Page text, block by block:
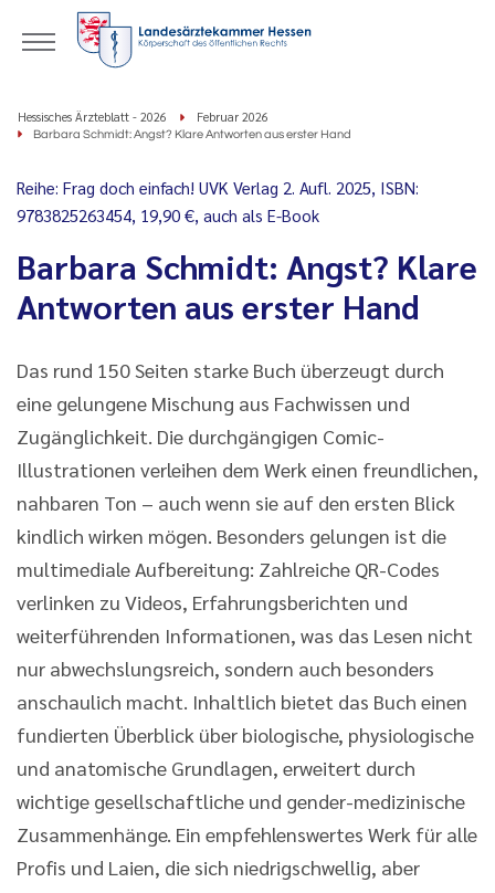
Hessisches Ärzteblatt - 2026 Februar 2026
Barbara Schmidt: Angst? Klare Antworten aus erster Hand
Reihe: Frag doch einfach! UVK Verlag 2. Aufl. 2025, ISBN:
9783825263454, 19,90 €, auch als E-Book
Barbara Schmidt: Angst? Klare
Antworten aus erster Hand
Das rund 150 Seiten starke Buch überzeugt durch
eine gelungene Mischung aus Fachwissen und
Zugänglichkeit. Die durchgängigen Comic-
Illustrationen verleihen dem Werk einen freundlichen,
nahbaren Ton – auch wenn sie auf den ersten Blick
kindlich wirken mögen. Besonders gelungen ist die
multimediale Aufbereitung: Zahlreiche QR-Codes
verlinken zu Videos, Erfahrungsberichten und
weiterführenden Informationen, was das Lesen nicht
nur abwechslungsreich, sondern auch besonders
anschaulich macht. Inhaltlich bietet das Buch einen
fundierten Überblick über biologische, physiologische
und anatomische Grundlagen, erweitert durch
wichtige gesellschaftliche und gender-medizinische
Zusammenhänge. Ein empfehlenswertes Werk für alle
Profis und Laien, die sich niedrigschwellig, aber